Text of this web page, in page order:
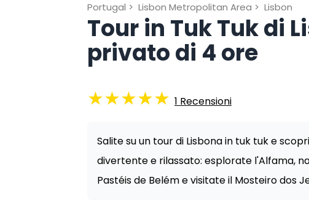
Portugal > Lisbon Metropolitan Area > Lisbon
Tour in Tuk Tuk di
privato di 4 ore
★★★★★ 1 Recensioni
Salite su un tour di Lisbona in tuk tuk e
divertente e rilassato: esplorate l'Alfama,
Pastéis de Belém e visitate il Mosteiro dos